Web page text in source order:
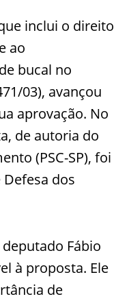
inclui o direito
ao
bucal no
03), avançou
aprovação. No
de autoria do
(PSC-SP), foi
dos
Fábio
à proposta. Ele
de